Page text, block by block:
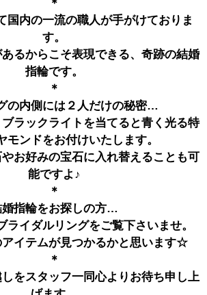
＊
国内の一流の職人が手がけておりま
す。
るからこそ表現できる、奇跡の結婚
指輪です。
＊
の内側には２人だけの秘密…
ラックライトを当てると青く光る特
モンドをお付けいたします。
お好みの宝石に入れ替えることも可
能ですよ♪
＊
婚指輪をお探しの方…
ライダルリングをご覧下さいませ。
アイテムが見つかるかと思います☆
＊
をスタッフ一同心よりお待ち申し上